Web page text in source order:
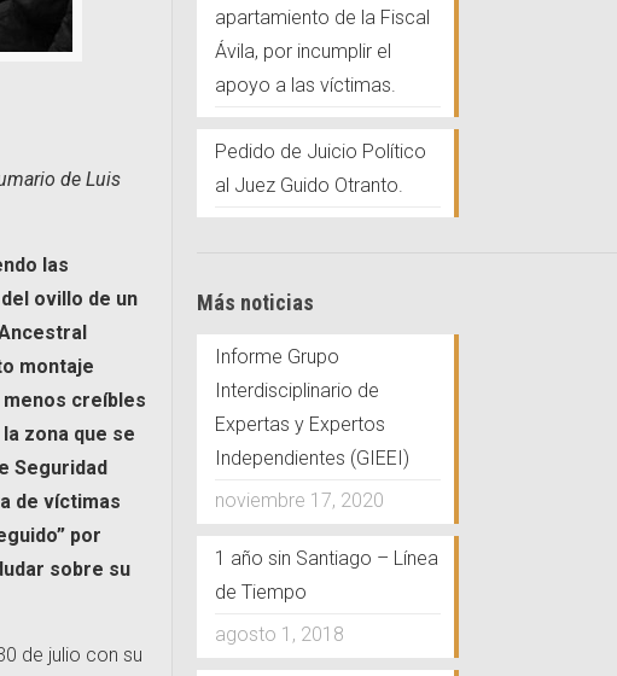
de Luis
las
ovillo de un
montaje
creíbles
zona que se
Seguridad
de víctimas
por
sobre su
de julio con su
apartamiento de la Fiscal
Ávila, por incumplir el
apoyo a las víctimas.
Pedido de Juicio Político
al Juez Guido Otranto.
Más noticias
Informe Grupo
Interdisciplinario de
Expertas y Expertos
Independientes (GIEEI)
noviembre 17, 2020
1 año sin Santiago – Línea
de Tiempo
agosto 1, 2018